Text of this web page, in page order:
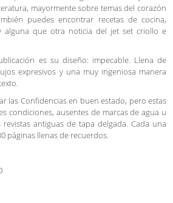
mayormente sobre temas del corazón
puedes encontrar recetas de cocina,
alguna que otra noticia del jet set criollo e
es su diseño: impecable. Llena de
expresivos y una muy ingeniosa manera
las Confidencias en buen estado, pero estas
condiciones, ausentes de marcas de agua u
antiguas de tapa delgada. Cada una
páginas llenas de recuerdos.